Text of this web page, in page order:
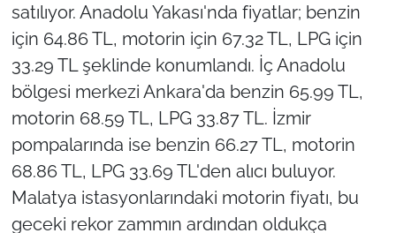
satılıyor. Anadolu Yakası'nda fiyatlar; benzin
için 64.86 TL, motorin için 67.32 TL, LPG için
33.29 TL şeklinde konumlandı. İç Anadolu
bölgesi merkezi Ankara'da benzin 65.99 TL,
motorin 68.59 TL, LPG 33.87 TL. İzmir
pompalarında ise benzin 66.27 TL, motorin
68.86 TL, LPG 33.69 TL'den alıcı buluyor.
Malatya istasyonlarındaki motorin fiyatı, bu
geceki rekor zammın ardından oldukça